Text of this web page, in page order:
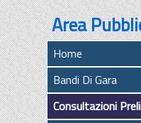
Area
Home
Bandi Di Gara
Consultazioni